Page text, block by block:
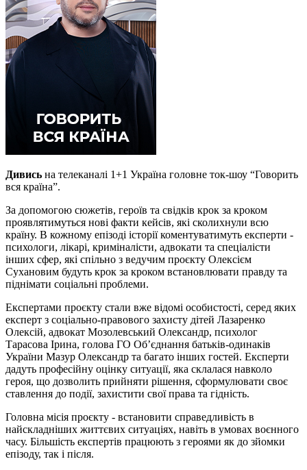
Дивись на телеканалі 1+1 Україна головне ток-шоу “Говорить
вся країна”.
За допомогою сюжетів, героїв та свідків крок за кроком
проявлятимуться нові факти кейсів, які сколихнули всю
країну. В кожному епізоді історії коментуватимуть експерти -
психологи, лікарі, криміналісти, адвокати та спеціалісти
інших сфер, які спільно з ведучим проєкту Олексієм
Сухановим будуть крок за кроком встановлювати правду та
піднімати соціальні проблеми.
Експертами проєкту стали вже відомі особистості, серед яких
експерт з соціально-правового захисту дітей Лазаренко
Олексій, адвокат Мозолевський Олександр, психолог
Тарасова Ірина, голова ГО Об’єднання батьків-одинаків
України Мазур Олександр та багато інших гостей. Експерти
дадуть професійну оцінку ситуації, яка склалася навколо
героя, що дозволить прийняти рішення, сформулювати своє
ставлення до події, захистити свої права та гідність.
Головна місія проєкту - встановити справедливість в
найскладніших життєвих ситуаціях, навіть в умовах воєнного
часу. Більшість експертів працюють з героями як до зйомки
епізоду, так і після.